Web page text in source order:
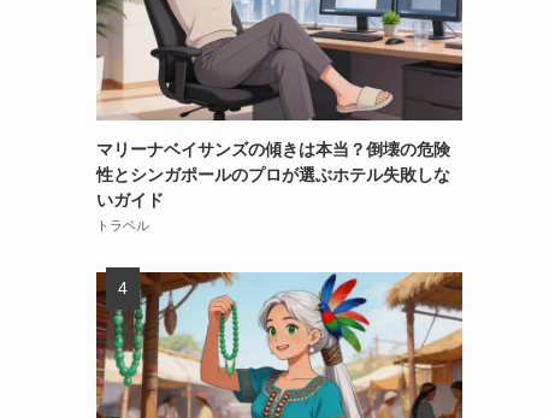
マリーナベイサンズの傾きは本当？倒壊の危険
性とシンガポールのプロが選ぶホテル失敗しな
いガイド
トラベル